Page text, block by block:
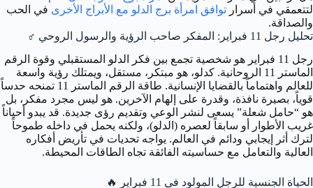
لتتعمقي في أسرار توافق امرأة برج الدلو مع الأبراج الأخرى في الحب
والصداقة.
تحليل رجل 11 فبراير: المفكر صاحب الرؤية والرسول الروحي
♂️
رجل 11 فبراير هو شخصية تجمع بين فكر الدلو المستقبلي وقوة الرقم
الماستر 11 الروحانية. كدلو، هو مبتكر، مستقل، ويمتلك رؤية واسعة
للعالم واهتماماً بالقضايا الإنسانية. طاقة الرقم الماستر 11 تمنحه حدساً
قوياً، بصيرة نافذة، وقدرة على إلهام الآخرين. هو ليس مجرد مفكر، بل
هو “حامل شعلة” يسعى لنشر الوعي وتقديم رؤى جديدة. قد يبدو أحياناً
غريب الأطوار أو سابقاً لعصره (الدلو)، ولكنه يحمل في داخله طموحاً
لترك أثر إيجابي ودائم في العالم. يواجه تحديات في تأريض أفكاره
العالية والتعامل مع حساسيته الفائقة تجاه الطاقات المحيطة.
الحياة الجنسية للرجل المولود في 11 فبراير
🔥